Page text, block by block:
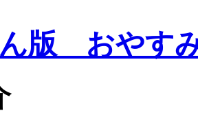
版 おやす